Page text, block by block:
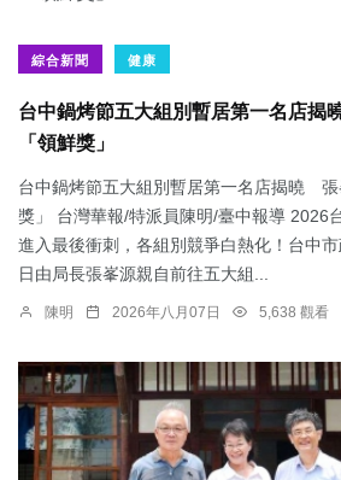
綜合新聞 健康
台中鍋烤節五大組別暫居第一名店
「領鮮獎」
台中鍋烤節五大組別暫居第一名店揭曉
獎」 台灣華報/特派員陳明/臺中報導 2026
進入最後衝刺，各組別競爭白熱化！台中市
日由局長張峯源親自前往五大組...
陳明 2026年八月07日 5,638 觀看